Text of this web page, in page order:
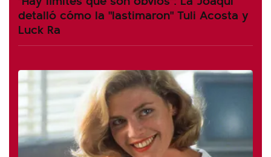
detalló cómo la "lastimaron" Tuli Acosta y
Luck Ra